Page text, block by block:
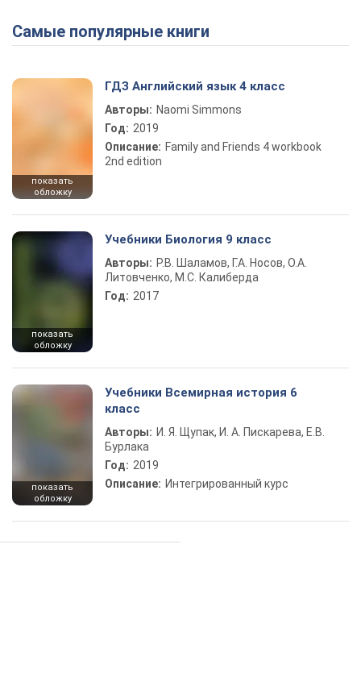
Самые популярные книги
показать
обложку
ГДЗ Английский язык 4 класс
Авторы: Naomi Simmons
Год: 2019
Описание: Family and Friends 4 workbook
2nd edition
показать
обложку
Учебники Биология 9 класс
Авторы: Р.В. Шаламов, Г.А. Носов, О.А.
Литовченко, М.С. Калиберда
Год: 2017
показать
обложку
Учебники Всемирная история 6
класс
Авторы: И. Я. Щупак, И. А. Пискарева, Е.В.
Бурлака
Год: 2019
Описание: Интегрированный курс